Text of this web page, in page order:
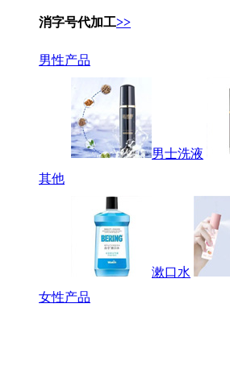
消字号代加工>>
男性产品
男士洗液
其他
漱口水
女性产品